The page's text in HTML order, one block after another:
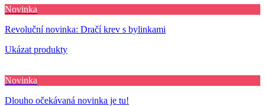
Novinka
Revoluční novinka: Dračí krev s bylinkami
Ukázat produkty
Novinka
Dlouho očekávaná novinka je tu!